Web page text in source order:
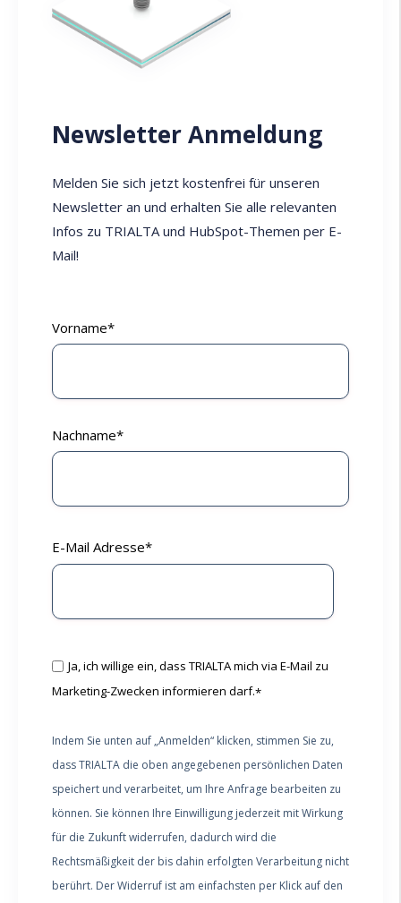
Newsletter Anmeldung
Melden Sie sich jetzt kostenfrei für unseren
Newsletter an und erhalten Sie alle relevanten
Infos zu TRIALTA und HubSpot-Themen per E-
Mail!
Vorname*
Nachname*
E-Mail Adresse*
Ja, ich willige ein, dass TRIALTA mich via E-Mail zu
Marketing-Zwecken informieren darf.*
Indem Sie unten auf „Anmelden“ klicken, stimmen Sie zu,
dass TRIALTA die oben angegebenen persönlichen Daten
speichert und verarbeitet, um Ihre Anfrage bearbeiten zu
können. Sie können Ihre Einwilligung jederzeit mit Wirkung
für die Zukunft widerrufen, dadurch wird die
Rechtsmäßigkeit der bis dahin erfolgten Verarbeitung nicht
berührt. Der Widerruf ist am einfachsten per Klick auf den